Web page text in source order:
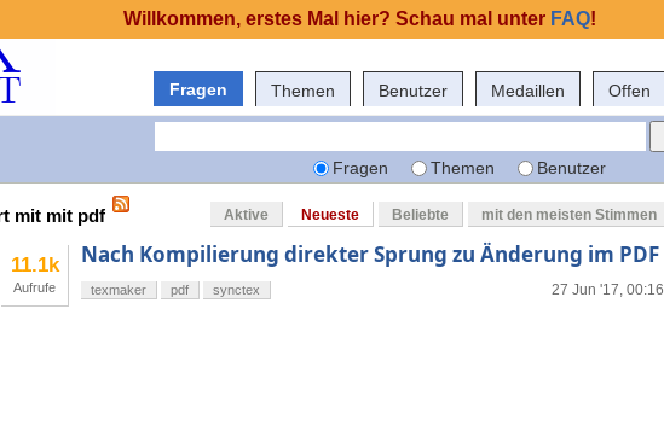
Fragen Themen Benutzer Medaillen Offen
Fragen Themen Benutzer
mit mit pdf Aktive Neueste Beliebte mit den meisten Stimmen
11.1k
Aufrufe
Nach Kompilierung direkter Sprung zu Änderung im PDF
27 Jun '17, 00:16
texmaker pdf synctex
Willkommen, erstes Mal hier? Schau mal unter FAQ!